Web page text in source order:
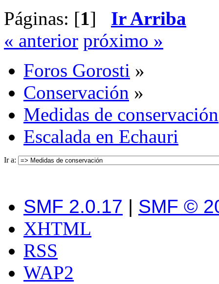
Páginas: [1] Ir Arriba
« anterior próximo »
Foros Gorosti »
Conservación »
Medidas de conservación
Escalada en Echauri
Ir a:
SMF 2.0.17 | SMF ©
XHTML
RSS
WAP2